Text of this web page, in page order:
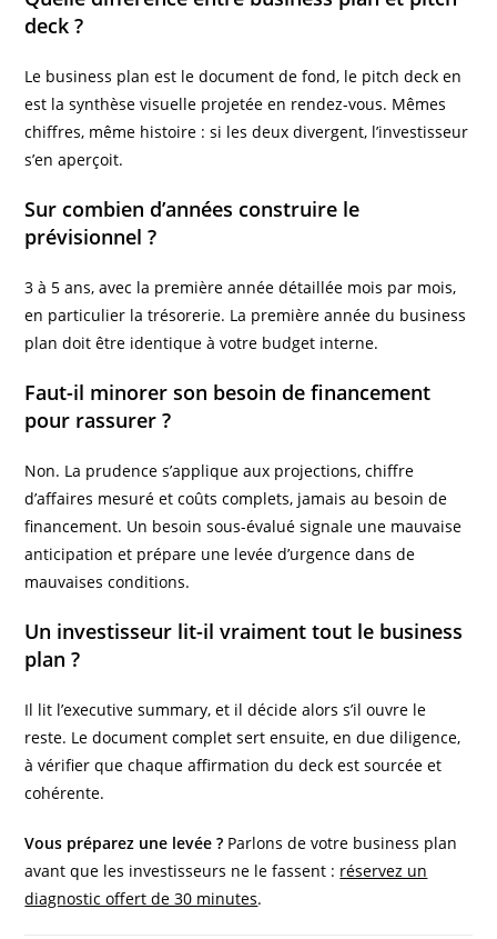
deck ?
Le business plan est le document de fond, le pitch deck en
est la synthèse visuelle projetée en rendez-vous. Mêmes
chiffres, même histoire : si les deux divergent, l’investisseur
s’en aperçoit.
Sur combien d’années construire le
prévisionnel ?
3 à 5 ans, avec la première année détaillée mois par mois,
en particulier la trésorerie. La première année du business
plan doit être identique à votre budget interne.
Faut-il minorer son besoin de financement
pour rassurer ?
Non. La prudence s’applique aux projections, chiffre
d’affaires mesuré et coûts complets, jamais au besoin de
financement. Un besoin sous-évalué signale une mauvaise
anticipation et prépare une levée d’urgence dans de
mauvaises conditions.
Un investisseur lit-il vraiment tout le business
plan ?
Il lit l’executive summary, et il décide alors s’il ouvre le
reste. Le document complet sert ensuite, en due diligence,
à vérifier que chaque affirmation du deck est sourcée et
cohérente.
Vous préparez une levée ? Parlons de votre business plan
avant que les investisseurs ne le fassent : réservez un
diagnostic offert de 30 minutes.